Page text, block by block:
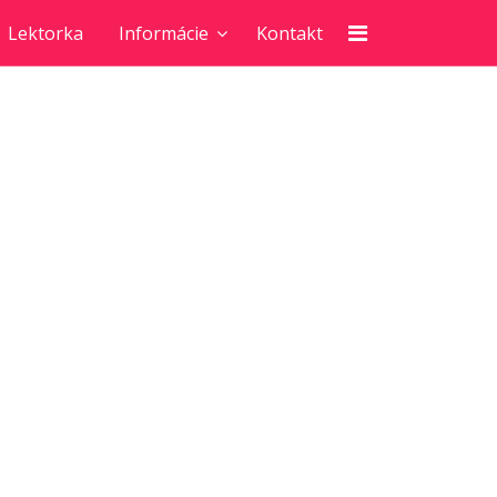
Lektorka Informácie Kontakt